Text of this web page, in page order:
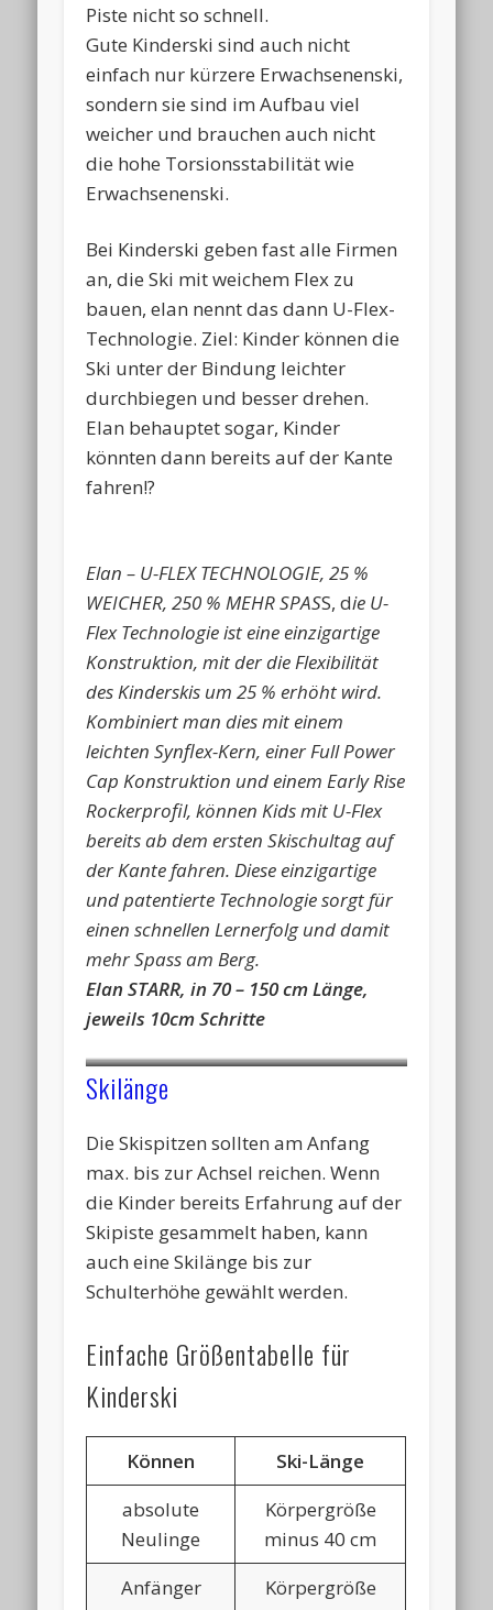
Piste nicht so schnell.
Gute Kinderski sind auch nicht
einfach nur kürzere Erwachsenenski,
sondern sie sind im Aufbau viel
weicher und brauchen auch nicht
die hohe Torsionsstabilität wie
Erwachsenenski.
Bei Kinderski geben fast alle Firmen
an, die Ski mit weichem Flex zu
bauen, elan nennt das dann U-Flex-
Technologie. Ziel: Kinder können die
Ski unter der Bindung leichter
durchbiegen und besser drehen.
Elan behauptet sogar, Kinder
könnten dann bereits auf der Kante
fahren!?
Elan – U-FLEX TECHNOLOGIE, 25 %
WEICHER, 250 % MEHR SPASS, die U-
Flex Technologie ist eine einzigartige
Konstruktion, mit der die Flexibilität
des Kinderskis um 25 % erhöht wird.
Kombiniert man dies mit einem
leichten Synflex-Kern, einer Full Power
Cap Konstruktion und einem Early Rise
Rockerprofil, können Kids mit U-Flex
bereits ab dem ersten Skischultag auf
der Kante fahren. Diese einzigartige
und patentierte Technologie sorgt für
einen schnellen Lernerfolg und damit
mehr Spass am Berg.
Elan STARR, in 70 – 150 cm Länge,
jeweils 10cm Schritte
Elan MAXX, in 70 – 150 cm Länge, jeweils 10cm
Skilänge
Die Skispitzen sollten am Anfang
max. bis zur Achsel reichen. Wenn
die Kinder bereits Erfahrung auf der
Skipiste gesammelt haben, kann
auch eine Skilänge bis zur
Schulterhöhe gewählt werden.
Einfache Größentabelle für
Kinderski
Können
Ski-Länge
absolute
Neulinge
Körpergröße
minus 40 cm
Anfänger
Körpergröße